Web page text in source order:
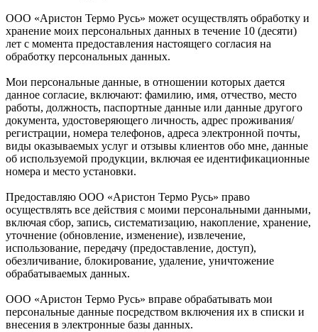
ООО «Аристон Термо Русь» может осуществлять обработку и
хранение моих персональных данных в течение 10 (десяти)
лет с момента предоставления настоящего согласия на
обработку персональных данных.
Мои персональные данные, в отношении которых дается
данное согласие, включают: фамилию, имя, отчество, место
работы, должность, паспортные данные или данные другого
документа, удостоверяющего личность, адрес проживания/
регистрации, номера телефонов, адреса электронной почты,
виды оказываемых услуг и отзывы клиентов обо мне, данные
об используемой продукции, включая ее идентификационные
номера и место установки.
Предоставляю ООО «Аристон Термо Русь» право
осуществлять все действия с моими персональными данными,
включая сбор, запись, систематизацию, накопление, хранение,
уточнение (обновление, изменение), извлечение,
использование, передачу (предоставление, доступ),
обезличивание, блокирование, удаление, уничтожение
обрабатываемых данных.
ООО «Аристон Термо Русь» вправе обрабатывать мои
персональные данные посредством включения их в списки и
внесения в электронные базы данных.